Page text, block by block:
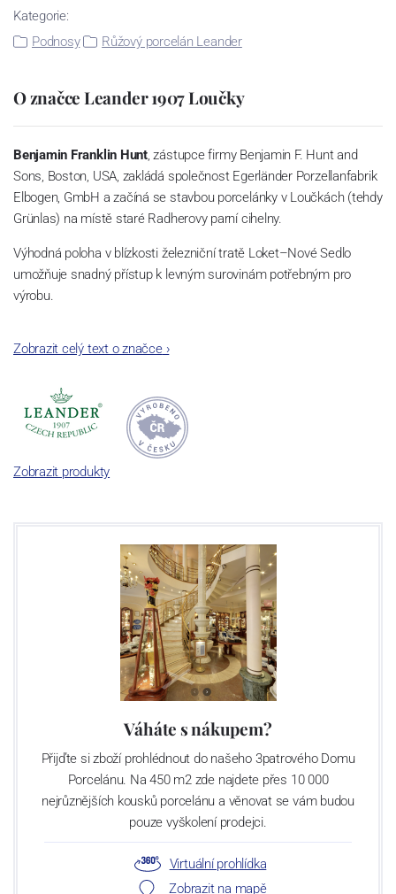
Kategorie:
Podnosy
Růžový porcelán Leander
O značce Leander 1907 Loučky
Benjamin Franklin Hunt, zástupce firmy Benjamin F. Hunt and
Sons, Boston, USA, zakládá společnost Egerländer Porzellanfabrik
Elbogen, GmbH a začíná se stavbou porcelánky v Loučkách (tehdy
Grünlas) na místě staré Radherovy parní cihelny.
Výhodná poloha v blízkosti železniční tratě Loket–Nové Sedlo
umožňuje snadný přístup k levným surovinám potřebným pro
výrobu.
evropským výrobcům.
Zobrazit celý text o značce›
Zobrazit produkty
Váháte s nákupem?
Přijďte si zboží prohlédnout do našeho 3patrového Domu
Porcelánu. Na 450 m2 zde najdete přes 10 000
nejrůznějších kousků porcelánu a věnovat se vám budou
pouze vyškolení prodejci.
Virtuální prohlídka
Zobrazit na mapě